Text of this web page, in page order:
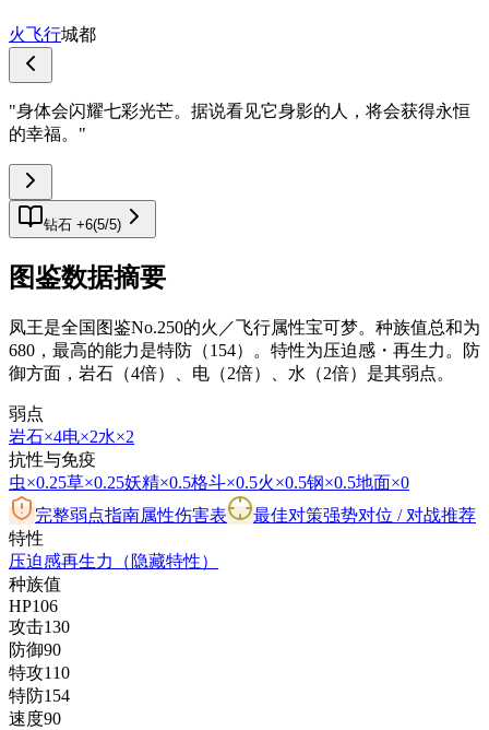
火飞行城都
"身体会闪耀七彩光芒。据说看见它身影的人，将会获得永恒
的幸福。 "
钻石 +6(5/5)
图鉴数据摘要
凤王是全国图鉴No.250的火／飞行属性宝可梦。种族值总和为
680，最高的能力是特防（154）。特性为压迫感・再生力。防
御方面，岩石（4倍）、电（2倍）、水（2倍）是其弱点。
弱点
岩石×4电×2水×2
抗性与免疫
虫×0.25草×0.25妖精×0.5格斗×0.5火×0.5钢×0.5地面×0
完整弱点指南属性伤害表 最佳对策强势对位 / 对战推荐
特性
压迫感再生力
（隐藏特性）
种族值
HP106
攻击130
防御90
特攻110
特防154
速度90